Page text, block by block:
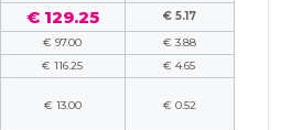
€ 129.25
€ 5.17
€ 97.00
€ 3.88
€ 116.25
€ 4.65
€ 13.00 € 0.52